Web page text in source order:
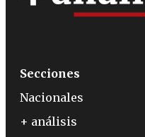
Secciones
Nacionales
+ análisis